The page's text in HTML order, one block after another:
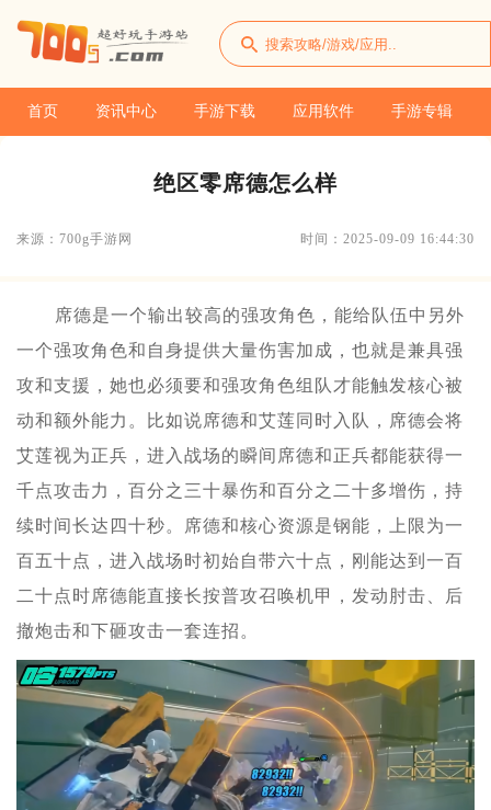
首页 资讯中心 手游下载 应用软件 手游专辑
绝区零席德怎么样
来源：700g手游网 时间：2025-09-09 16:44:30
席德是一个输出较高的强攻角色，能给队伍中另外
一个强攻角色和自身提供大量伤害加成，也就是兼具强
攻和支援，她也必须要和强攻角色组队才能触发核心被
动和额外能力。比如说席德和艾莲同时入队，席德会将
艾莲视为正兵，进入战场的瞬间席德和正兵都能获得一
千点攻击力，百分之三十暴伤和百分之二十多增伤，持
续时间长达四十秒。席德和核心资源是钢能，上限为一
百五十点，进入战场时初始自带六十点，刚能达到一百
二十点时席德能直接长按普攻召唤机甲，发动肘击、后
撤炮击和下砸攻击一套连招。